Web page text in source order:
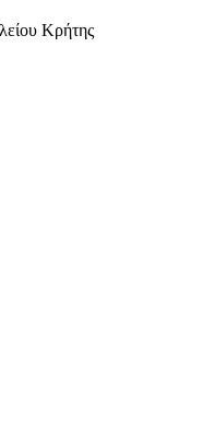
Κρήτης